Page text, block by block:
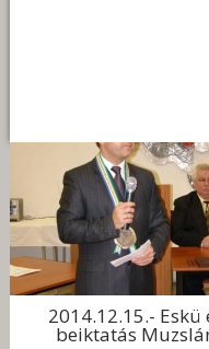
2014.12.15.- Eskü
beiktatás